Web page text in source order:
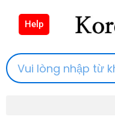
Help